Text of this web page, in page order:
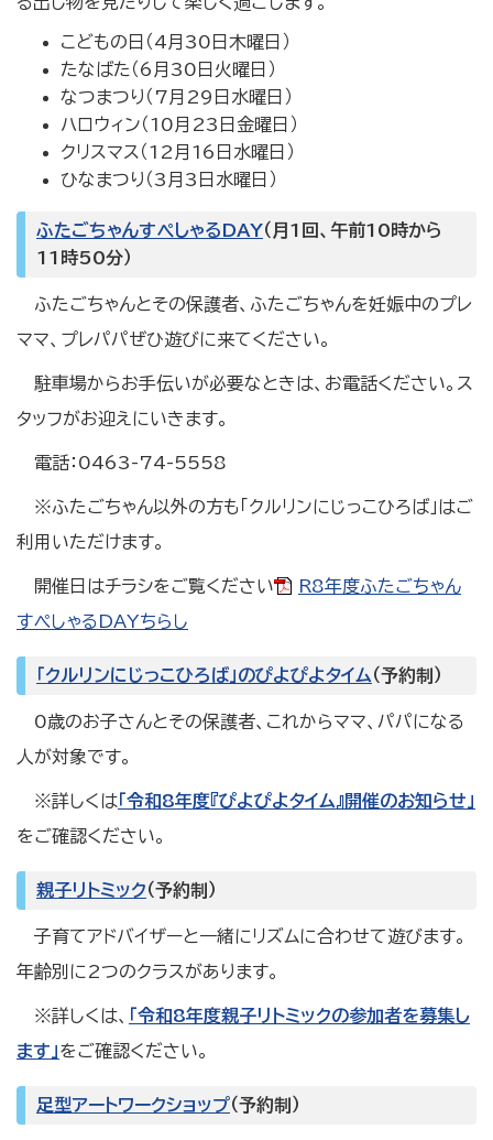
こどもの日（4月30日木曜日）
たなばた（6月30日火曜日）
なつまつり（7月29日水曜日）
ハロウィン（10月23日金曜日）
クリスマス（12月16日水曜日）
ひなまつり（3月3日水曜日）
ふたごちゃんすぺしゃるDAY（月1回、午前10時から
11時50分）
ふたごちゃんとその保護者、ふたごちゃんを妊娠中のプレ
ママ、プレパパぜひ遊びに来てください。
駐車場からお手伝いが必要なときは、お電話ください。ス
タッフがお迎えにいきます。
電話：0463-74-5558
※ふたごちゃん以外の方も「クルリンにじっこひろば」はご
利用いただけます。
開催日はチラシをご覧ください
R8年度ふたごちゃん
すぺしゃるDAYちらし
「クルリンにじっこひろば」のぴよぴよタイム（予約制）
0歳のお子さんとその保護者、これからママ、パパになる
人が対象です。
※詳しくは「令和8年度『ぴよぴよタイム』開催のお知らせ」
をご確認ください。
親子リトミック（予約制）
子育てアドバイザーと一緒にリズムに合わせて遊びます。
年齢別に2つのクラスがあります。
※詳しくは、 「令和8年度親子リトミックの参加者を募集し
ます」をご確認ください。
足型アートワークショップ（予約制）